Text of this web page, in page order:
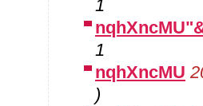
1
1
nqhXncMU
)